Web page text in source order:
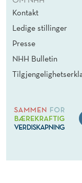
Kontakt
Ledige stillinger
Presse
NHH Bulletin